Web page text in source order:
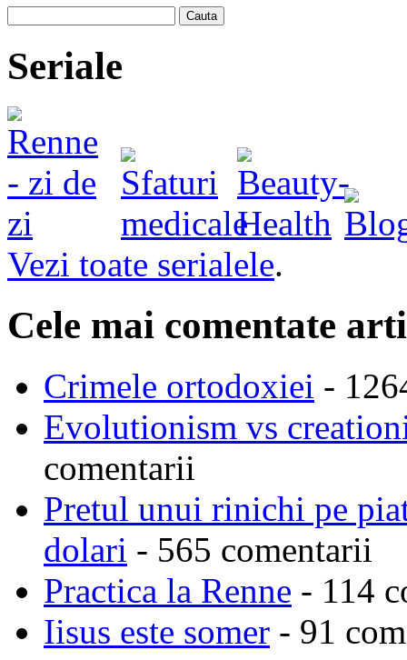
Cauta
Seriale
Vezi toate serialele.
Cele mai comentate
Crimele ortodoxiei -
Evolutionism vs
comentarii
Pretul unui rinichi pe
dolari - 565 comentarii
Practica la Renne - 114
Iisus este somer - 91